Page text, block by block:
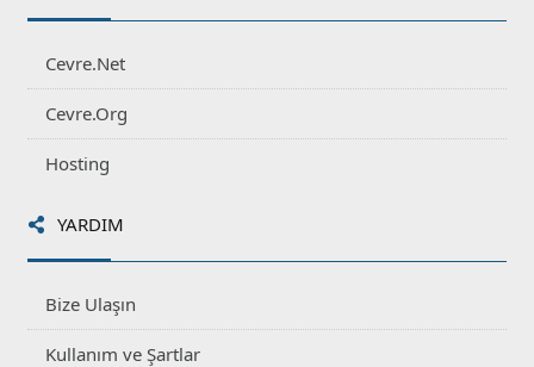
Cevre.Net
Cevre.Org
Hosting
YARDIM
Bize Ulaşın
Kullanım ve Şartlar